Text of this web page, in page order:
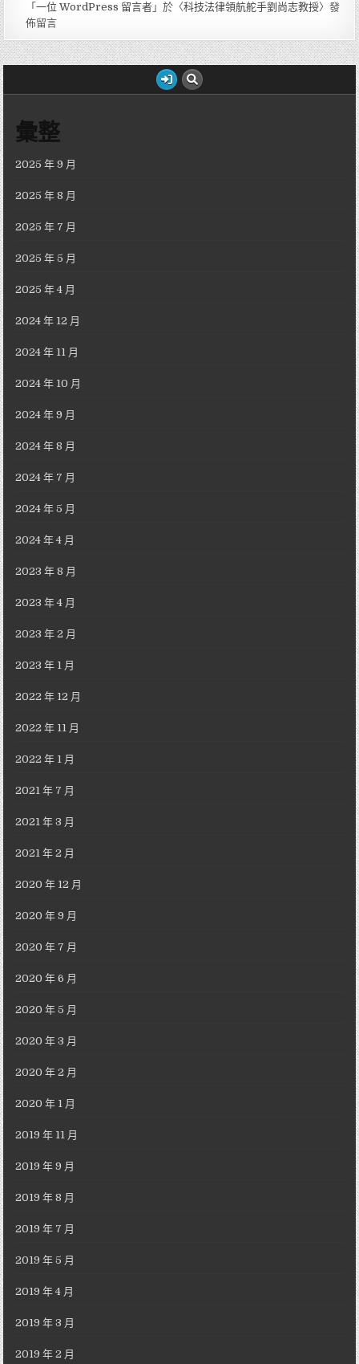
「一位 WordPress 留言者 」於〈科技法律領航舵手劉尚志教授〉發
佈留言
彙整
2025 年 9 月
2025 年 8 月
2025 年 7 月
2025 年 5 月
2025 年 4 月
2024 年 12 月
2024 年 11 月
2024 年 10 月
2024 年 9 月
2024 年 8 月
2024 年 7 月
2024 年 5 月
2024 年 4 月
2023 年 8 月
2023 年 4 月
2023 年 2 月
2023 年 1 月
2022 年 12 月
2022 年 11 月
2022 年 1 月
2021 年 7 月
2021 年 3 月
2021 年 2 月
2020 年 12 月
2020 年 9 月
2020 年 7 月
2020 年 6 月
2020 年 5 月
2020 年 3 月
2020 年 2 月
2020 年 1 月
2019 年 11 月
2019 年 9 月
2019 年 8 月
2019 年 7 月
2019 年 5 月
2019 年 4 月
2019 年 3 月
2019 年 2 月